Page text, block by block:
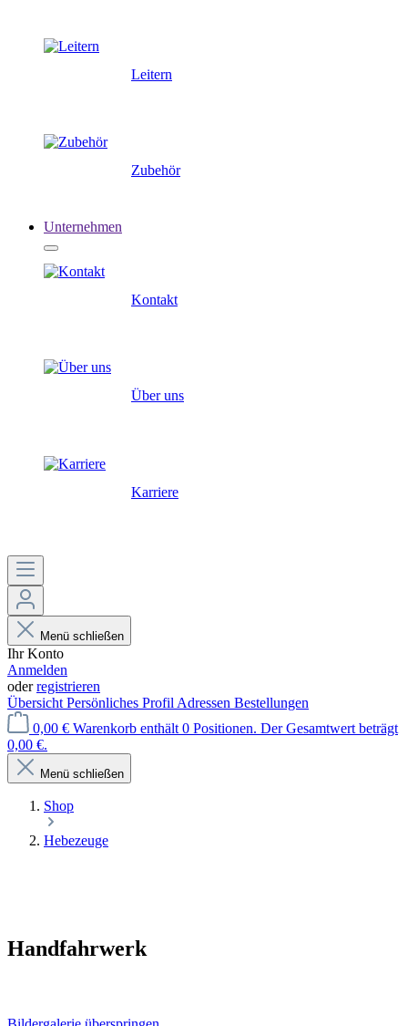
Leitern
Zubehör
Unternehmen
Kontakt
Über uns
Karriere
Menü schließen
Ihr Konto
Anmelden
oderregistrieren
Übersicht Persönliches Profil Adressen Bestellungen
0,00 € Warenkorb enthält 0 Positionen. Der Gesamtwert beträgt
0,00 €.
Menü schließen
Shop
Hebezeuge
Handfahrwerk